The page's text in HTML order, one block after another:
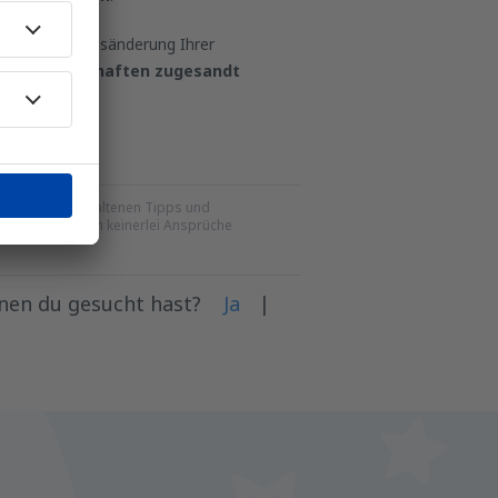
über Statusänderung Ihrer
zugesandt
Artikeln enthaltenen Tipps und
Sie begründen keinerlei Ansprüche
du gesucht hast? Ja
|